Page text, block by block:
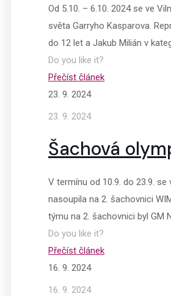
Od 5.10. – 6.10. 2024 se ve
světa Garryho Kasparova.
do 12 let a Jakub Milián v
Do you like it?
Přečíst článek
23. 9. 2024
23. 9. 2024
Šachová
V termínu od 10.9. do 23.9.
nasoupila na 2. šachovnici
týmu na 2. šachovnici byl GM
Do you like it?
Přečíst článek
16. 9. 2024
16. 9. 2024